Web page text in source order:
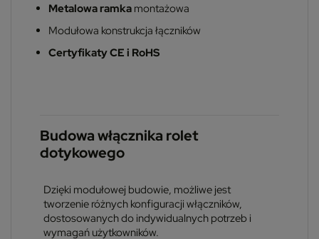
Metalowa ramka montażowa
Modułowa konstrukcja łączników
Certyfikaty CE i RoHS
Budowa włącznika rolet
dotykowego
Dzięki modułowej budowie, możliwe jest
tworzenie różnych konfiguracji włączników,
dostosowanych do indywidualnych potrzeb i
wymagań użytkowników.